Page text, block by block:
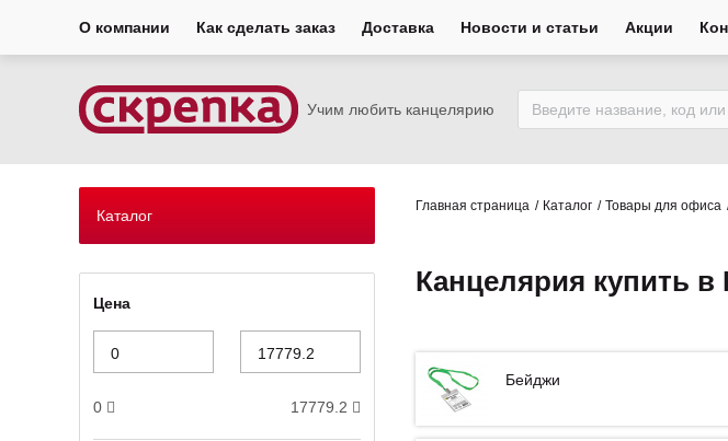
О компании Как сделать заказ Доставка Новости и статьи Акции
Учим любить канцелярию
Каталог
Цена
0 17779.2
Главная страница Каталог Товары для офиса
Канцелярия купить в
Бейджи